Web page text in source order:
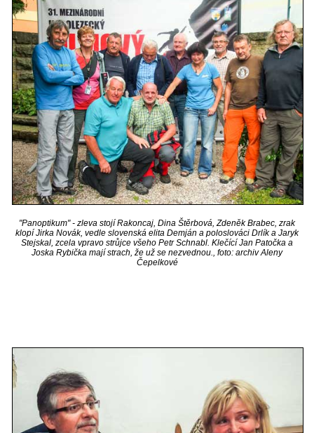
"Panoptikum" - zleva stojí Rakoncaj, Dina Štěrbová, Zdeněk Brabec, zrak
klopí Jirka Novák, vedle slovenská elita Demján a poloslováci Drlík a Jaryk
Stejskal, zcela vpravo strůjce všeho Petr Schnabl. Klečící Jan Patočka a
Joska Rybička mají strach, že už se nezvednou., foto: archiv Aleny
Čepelkové